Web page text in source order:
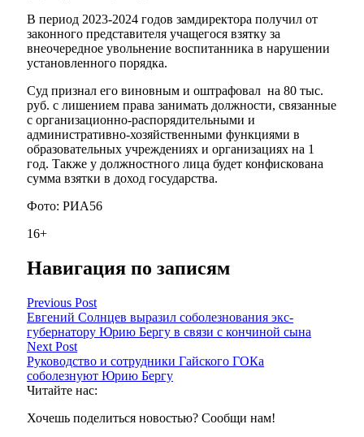
В период 2023-2024 годов замдиректора получил от
законного представителя учащегося взятку за
внеочередное увольнение воспитанника в нарушении
установленного порядка.
Суд признал его виновным и оштрафовал на 80 тыс.
руб. с лишением права занимать должности, связанные
с организационно-распорядительными и
административно-хозяйственными функциями в
образовательных учреждениях и организациях на 1
год. Также у должностного лица будет конфискована
сумма взятки в доход государства.
Фото: РИА56
16+
Навигация по записям
Previous Post
Евгений Солнцев выразил соболезнования экс-
губернатору Юрию Бергу в связи с кончиной сына
Next Post
Руководство и сотрудники Гайского ГОКа
соболезнуют Юрию Бергу
Читайте нас:
Хочешь поделиться новостью? Сообщи нам!